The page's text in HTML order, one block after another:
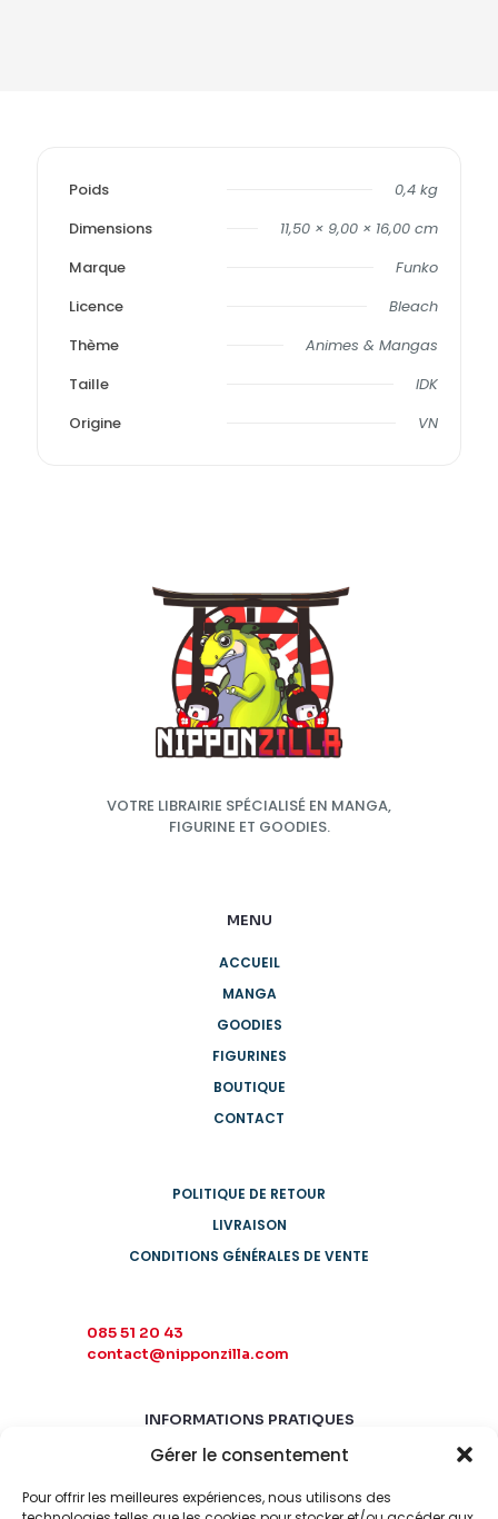
Gérer le consentement
Pour offrir les meilleures expériences, nous utilisons des
Poids
0,4 kg
Dimensions
11,50 × 9,00 × 16,00 cm
Marque
Funko
Licence
Bleach
Thème
Animes & Mangas
Taille
IDK
Origine
VN
VOTRE LIBRAIRIE SPÉCIALISÉ EN MANGA,
FIGURINE ET GOODIES.
MENU
ACCUEIL
MANGA
GOODIES
FIGURINES
BOUTIQUE
CONTACT
POLITIQUE DE RETOUR
LIVRAISON
CONDITIONS GÉNÉRALES DE VENTE
085 51 20 43
contact@nipponzilla.com
INFORMATIONS PRATIQUES
MARDI-SAMEDI